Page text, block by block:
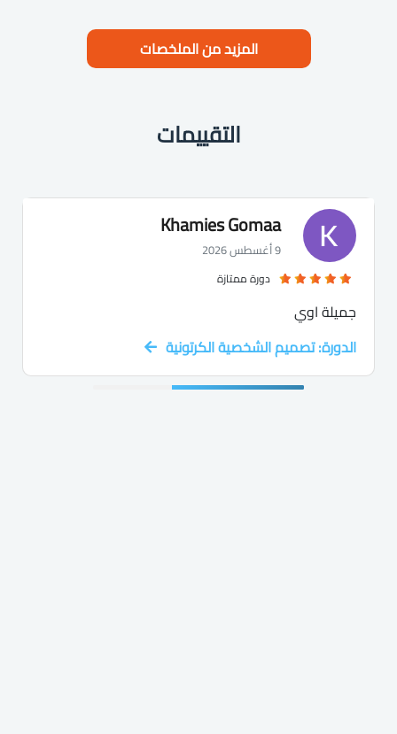
المزيد من الملخصات
التقييمات
Khamies Gomaa
9 أغسطس 2026
دورة ممتازة
جميلة اوي
الدورة: تصميم الشخصية الكرتونية